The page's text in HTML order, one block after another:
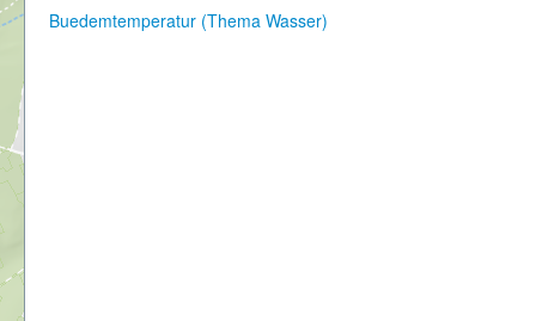
Buedemtemperatur (Thema Wasser)